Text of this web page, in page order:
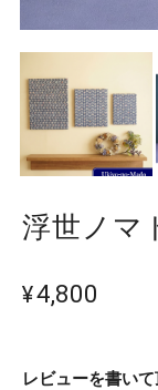
浮世ノマ
¥4,800
レビューを書い